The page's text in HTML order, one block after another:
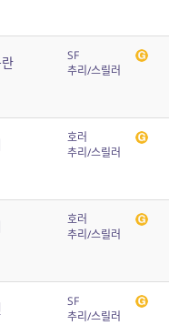
SF
추리/스릴러
호러
추리/스릴러
호러
추리/스릴러
SF
추리/스릴러